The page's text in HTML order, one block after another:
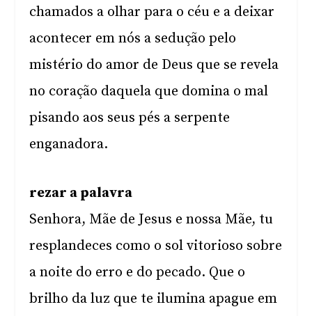
chamados a olhar para o céu e a deixar
acontecer em nós a sedução pelo
mistério do amor de Deus que se revela
no coração daquela que domina o mal
pisando aos seus pés a serpente
enganadora.
rezar a palavra
Senhora, Mãe de Jesus e nossa Mãe, tu
resplandeces como o sol vitorioso sobre
a noite do erro e do pecado. Que o
brilho da luz que te ilumina apague em